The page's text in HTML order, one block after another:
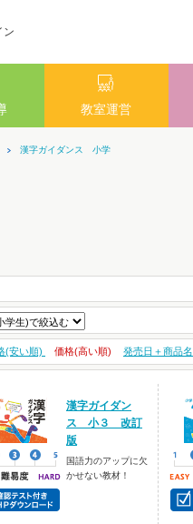
ン
教室運営
漢字ガイダンス 小学
(安い順) 価格(高い順) 発売日＋商品名
漢字ガイダン
ス 小３ 改訂
版
国語力のアップに欠
かせない教材！